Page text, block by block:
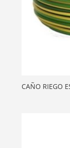
CAÑO RIEGO